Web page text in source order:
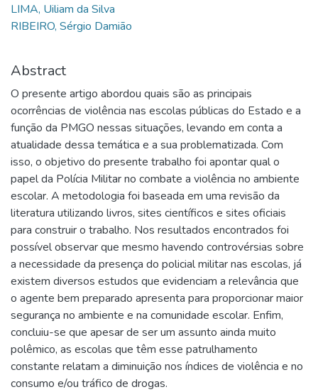
LIMA, Uiliam da Silva
RIBEIRO, Sérgio Damião
Abstract
O presente artigo abordou quais são as principais
ocorrências de violência nas escolas públicas do Estado e a
função da PMGO nessas situações, levando em conta a
atualidade dessa temática e a sua problematizada. Com
isso, o objetivo do presente trabalho foi apontar qual o
papel da Polícia Militar no combate a violência no ambiente
escolar. A metodologia foi baseada em uma revisão da
literatura utilizando livros, sites científicos e sites oficiais
para construir o trabalho. Nos resultados encontrados foi
possível observar que mesmo havendo controvérsias sobre
a necessidade da presença do policial militar nas escolas, já
existem diversos estudos que evidenciam a relevância que
o agente bem preparado apresenta para proporcionar maior
segurança no ambiente e na comunidade escolar. Enfim,
concluiu-se que apesar de ser um assunto ainda muito
polêmico, as escolas que têm esse patrulhamento
constante relatam a diminuição nos índices de violência e no
consumo e/ou tráfico de drogas.